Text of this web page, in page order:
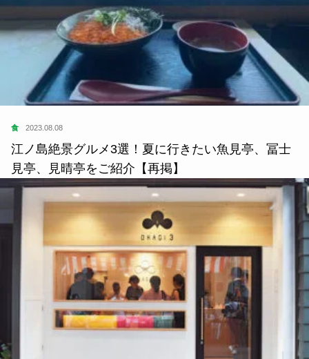
食 2023.08.08
江ノ島絶景グルメ3選！夏に行きたい魚見亭、冨士
見亭、見晴亭をご紹介【再掲】